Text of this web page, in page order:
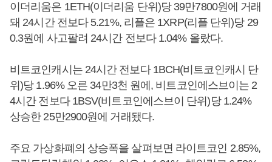
이더리움은 1ETH(이더리움 단위)당 39만7800원에 거래
돼 24시간 전보다 5.21%, 리플은 1XRP(리플 단위)당 29
0.3원에 사고팔려 24시간 전보다 1.04% 올랐다.
비트코인캐시는 24시간 전보다 1BCH(비트코인캐시 단
위)당 1.96% 오른 34만3천 원에, 비트코인에스브이는 2
4시간 전보다 1BSV(비트코인에스브이 단위)당 1.24%
상승한 25만2900원에 거래됐다.
주요 가상화폐의 상승폭을 살펴보면 라이트코인 2.85%,